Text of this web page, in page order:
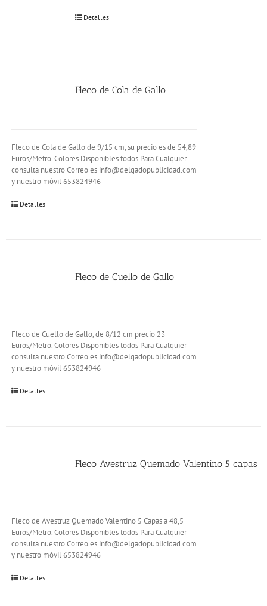
Detalles
Fleco de Cola de Gallo
Fleco de Cola de Gallo de 9/15 cm, su precio es de 54,89
Euros/Metro. Colores Disponibles todos Para Cualquier
consulta nuestro Correo es info@delgadopublicidad.com
y nuestro móvil 653824946
Detalles
Fleco de Cuello de Gallo
Fleco de Cuello de Gallo, de 8/12 cm precio 23
Euros/Metro. Colores Disponibles todos Para Cualquier
consulta nuestro Correo es info@delgadopublicidad.com
y nuestro móvil 653824946
Detalles
Fleco Avestruz Quemado Valentino 5 capas
Fleco de Avestruz Quemado Valentino 5 Capas a 48,5
Euros/Metro. Colores Disponibles todos Para Cualquier
consulta nuestro Correo es info@delgadopublicidad.com
y nuestro móvil 653824946
Detalles